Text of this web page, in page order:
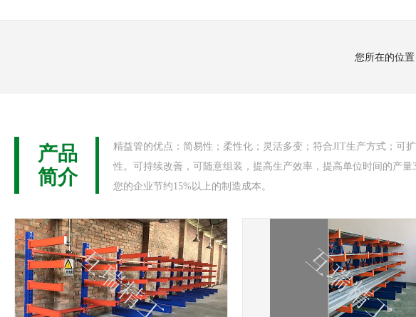
您所在的位
产品
简介
精益管的优点：简易性；柔性化；灵活多变；符合JIT生产方式；可
性。可持续改善，可随意组装，提高生产效率，提高单位时间的产
您的企业节约15%以上的制造成本。